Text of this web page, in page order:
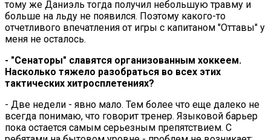
тому же Даниэль тогда получил небольшую травму и
больше на льду не появился. Поэтому какого-то
отчетливого впечатления от игры с капитаном "Оттавы" у
меня не осталось.
- "Сенаторы" славятся организованным хоккеем.
Насколько тяжело разобраться во всех этих
тактических хитросплетениях?
- Две недели - явно мало. Тем более что еще далеко не
всегда понимаю, что говорит тренер. Языковой барьер
пока остается самым серьезным препятствием. С